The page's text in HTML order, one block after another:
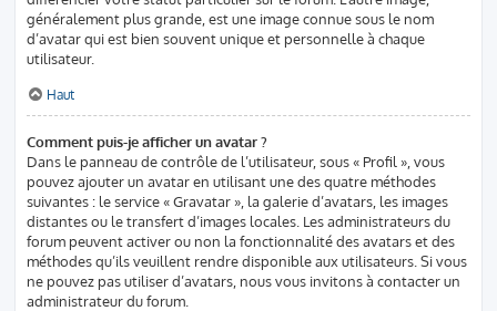
généralement plus grande, est une image connue sous le nom
d’avatar qui est bien souvent unique et personnelle à chaque
utilisateur.
Haut
Comment puis-je afficher un avatar ?
Dans le panneau de contrôle de l’utilisateur, sous « Profil », vous
pouvez ajouter un avatar en utilisant une des quatre méthodes
suivantes : le service « Gravatar », la galerie d’avatars, les images
distantes ou le transfert d’images locales. Les administrateurs du
forum peuvent activer ou non la fonctionnalité des avatars et des
méthodes qu’ils veuillent rendre disponible aux utilisateurs. Si vous
ne pouvez pas utiliser d’avatars, nous vous invitons à contacter un
administrateur du forum.